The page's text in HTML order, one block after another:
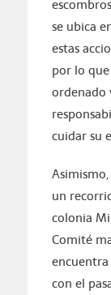
se ubica
estas
por lo
ordenado
cuidar su
un
colonia
Comité
con el